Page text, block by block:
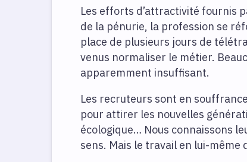
Les efforts d’attractivité fournis
de la pénurie, la profession se
place de plusieurs jours de
venus normaliser le métier.
apparemment insuffisant.
Les recruteurs sont en
pour attirer les nouvelles
écologique… Nous connaissons
sens. Mais le travail en lui-